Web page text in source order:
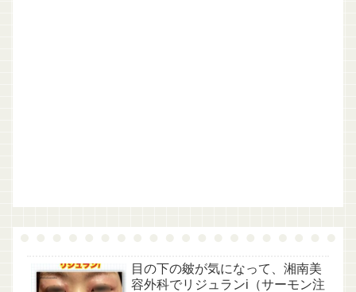
目の下の皴が気になって、湘南美
容外科でリジュランi（サーモン注